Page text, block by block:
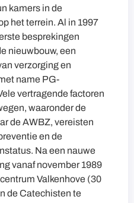
kamers in de
het terrein. Al in 1997
besprekingen
nieuwbouw, een
verzorging en
name PG-
vertragende factoren
waaronder de
de AWBZ, vereisten
en de
Na een nauwe
vanaf november 1989
Valkenhove (30
de Catechisten te